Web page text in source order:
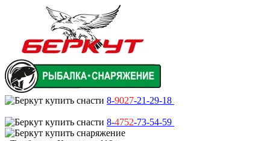
8-9027-21-29-18
8-4752-73-54-59